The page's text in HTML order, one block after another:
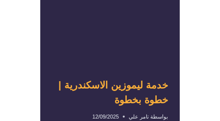
خدمة ليموزين الاسكندرية |
خطوة بخطوة
بواسطة تامر علي 12/09/2025